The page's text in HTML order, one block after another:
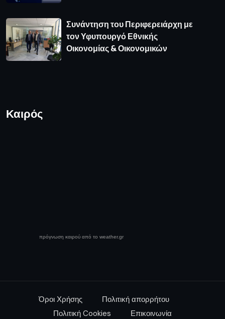
Συνάντηση του Περιφερειάρχη με
τον Υφυπουργό Εθνικής
Οικονομίας & Οικονομικών
Καιρός
πρόγνωση καιρού από το weather.gr
Όροι Χρήσης
Πολιτική απορρήτου
Πολιτική Cookies
Επικοινωνία